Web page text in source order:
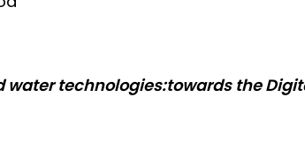
technologies:towards the